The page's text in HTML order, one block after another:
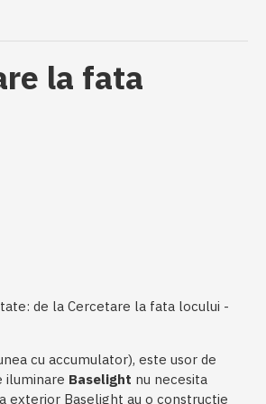
la fata
de la Cercetare la fata locului -
cu accumulator), este usor de
iluminare Baselight nu necesita
exterior Baselight au o constructie